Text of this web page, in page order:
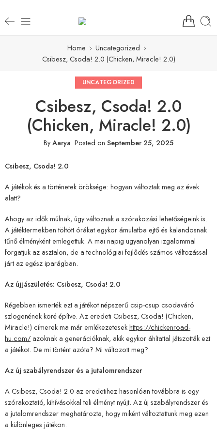
Home
Uncategorized
Csibesz, Csoda! 2.0 (Chicken, Miracle! 2.0)
UNCATEGORIZED
Csibesz, Csoda! 2.0
(Chicken, Miracle! 2.0)
ByAarya. Posted on September 25, 2025
Csibesz, Csoda! 2.0
A játékok és a történetek öröksége: hogyan változtak meg az évek
alatt?
Ahogy az idők múlnak, úgy változnak a szórakozási lehetőségeink is.
A játéktermekben töltött órákat egykor ámulatba ejtő és kalandosnak
tűnő élményként emlegettük. A mai napig ugyanolyan izgalommal
forgatjuk az asztalon, de a technológiai fejlődés számos változással
járt az egész iparágban.
Az újjászületés: Csibesz, Csoda! 2.0
Régebben ismerték ezt a játékot népszerű csip-csup csodaváró
szlogenének köré építve. Az eredeti Csibesz, Csoda! (Chicken,
Miracle!) címerek ma már emlékezetesekhttps://chickenroad-
hu.com/azoknak a generációknak, akik egykor áhítattal játszották ezt
a játékot. De mi történt azóta? Mi változott meg?
Az új szabályrendszer és a jutalomrendszer
A Csibesz, Csoda! 2.0 az eredetihez hasonlóan továbbra is egy
szórakoztató, kihívásokkal teli élményt nyújt. Az új szabályrendszer és
a jutalomrendszer meghatározta, hogy miként változtattunk meg ezen
a különleges játékon.